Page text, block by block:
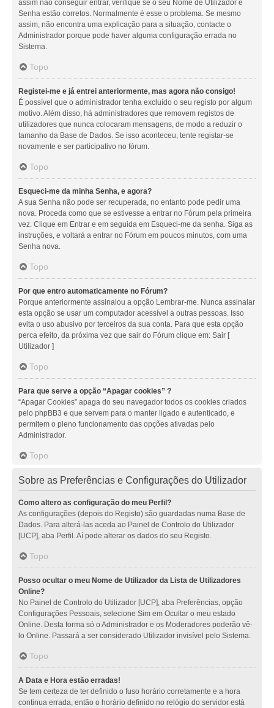
assim não conseguir entrar, verifique se o seu Nome de Utilizador e
Senha estão corretos. Normalmente é esse o problema. Se mesmo
assim, não encontra uma explicação para a situação, contacte o
Administrador porque pode haver alguma configuração errada no
Sistema.
Topo
Registei-me e já entrei anteriormente, mas agora não consigo!
É possível que o administrador tenha excluído o seu registo por algum
motivo. Além disso, há administradores que removem registos de
utilizadores que nunca colocaram mensagens, de modo a reduzir o
tamanho da Base de Dados. Se isso aconteceu, tente registar-se
novamente e ser participativo no fórum.
Topo
Esqueci-me da minha Senha, e agora?
A sua Senha não pode ser recuperada, no entanto pode pedir uma
nova. Proceda como que se estivesse a entrar no Fórum pela primeira
vez. Clique em Entrar e em seguida em Esqueci-me da senha. Siga as
instruções, e voltará a entrar no Fórum em poucos minutos, com uma
Senha nova.
Topo
Por que entro automaticamente no Fórum?
Porque anteriormente assinalou a opção Lembrar-me. Nunca assinalar
esta opção se usar um computador acessível a outras pessoas. Isso
evita o uso abusivo por terceiros da sua conta. Para que esta opção
perca efeito, da próxima vez que sair do Fórum clique em: Sair [
Utilizador ]
Topo
Para que serve a opção “Apagar cookies” ?
“Apagar Cookies” apaga do seu navegador todos os cookies criados
pelo phpBB3 e que servem para o manter ligado e autenticado, e
permitem o pleno funcionamento das opções ativadas pelo
Administrador.
Topo
Sobre as Preferências e Configurações do Utilizador
Como altero as configuração do meu Perfil?
As configurações (depois do Registo) são guardadas numa Base de
Dados. Para alterá-las aceda ao Painel de Controlo do Utilizador
[UCP], aba Perfil. Aí pode alterar os dados do seu Registo.
Topo
Posso ocultar o meu Nome de Utilizador da Lista de Utilizadores
Online?
No Painel de Controlo do Utilizador [UCP], aba Preferências, opção
Configurações Pessoais, selecione Sim em Ocultar o meu estado
Online. Desta forma só o Administrador e os Moderadores poderão vê-
lo Online. Passará a ser considerado Utilizador invisível pelo Sistema.
Topo
A Data e Hora estão erradas!
Se tem certeza de ter definido o fuso horário corretamente e a hora
continua errada, então o horário definido no relógio do servidor está